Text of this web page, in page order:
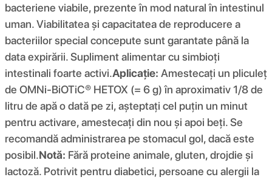
bacteriene viabile, prezente în mod natural în intestinul
uman. Viabilitatea și capacitatea de reproducere a
bacteriilor special concepute sunt garantate până la
data expirării. Supliment alimentar cu simbioți
intestinali foarte activi.Aplicație: Amestecați un pliculeț
de OMNi-BiOTiC® HETOX (= 6 g) în aproximativ 1/8 de
litru de apă o dată pe zi, așteptați cel puțin un minut
pentru activare, amestecați din nou și apoi beți. Se
recomandă administrarea pe stomacul gol, dacă este
posibil.Notă: Fără proteine ​​animale, gluten, drojdie și
lactoză. Potrivit pentru diabetici, persoane cu alergii la